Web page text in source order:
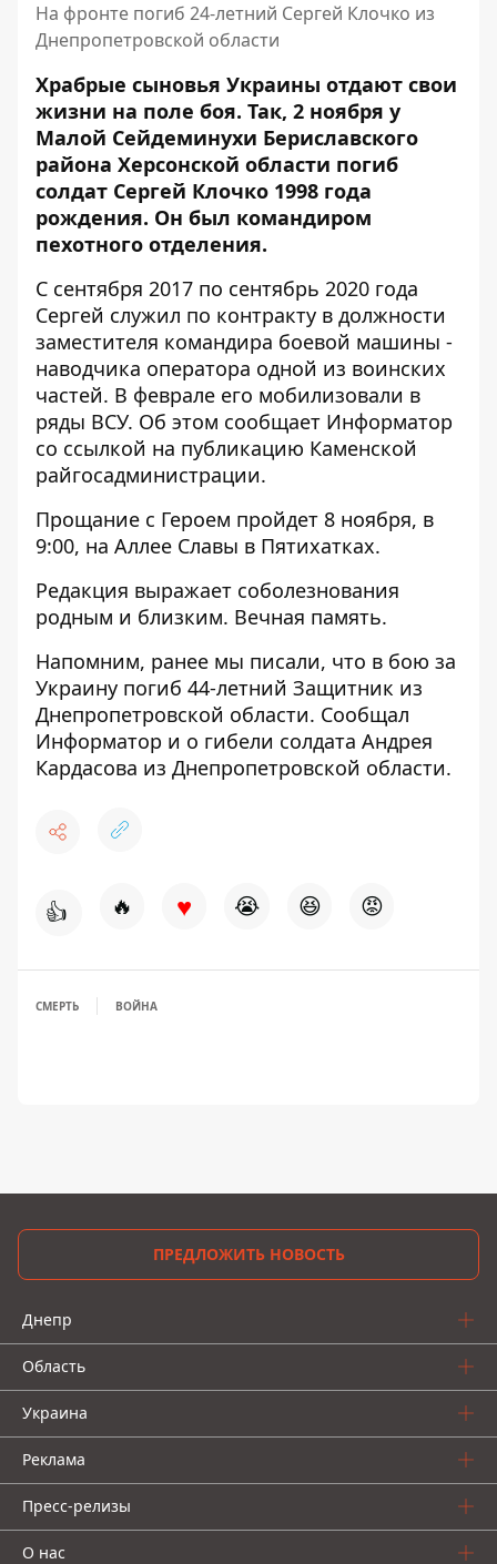
На фронте погиб 24-летний Сергей Клочко из
Днепропетровской области
Храбрые сыновья Украины отдают свои
жизни на поле боя. Так, 2 ноября у
Малой Сейдеминухи Бериславского
района Херсонской области погиб
солдат Сергей Клочко 1998 года
рождения. Он был командиром
пехотного отделения.
С сентября 2017 по сентябрь 2020 года
Сергей служил по контракту в должности
заместителя командира боевой машины -
наводчика оператора одной из воинских
частей. В феврале его мобилизовали в
ряды ВСУ. Об этом сообщает Информатор
со ссылкой на публикацию Каменской
райгосадминистрации.
Прощание с Героем пройдет 8 ноября, в
9:00, на Аллее Славы в Пятихатках.
Редакция выражает соболезнования
родным и близким. Вечная память.
Напомним, ранее мы писали, что в бою за
Украину погиб 44-летний Защитник из
Днепропетровской области. Сообщал
Информатор и о гибели солдата Андрея
Кардасова из Днепропетровской области.
👍 🔥 ♥ 😭 😆 😡
СМЕРТЬ ВОЙНА
ПРЕДЛОЖИТЬ НОВОСТЬ
Днепр
Область
Украина
Реклама
Пресс-релизы
О нас